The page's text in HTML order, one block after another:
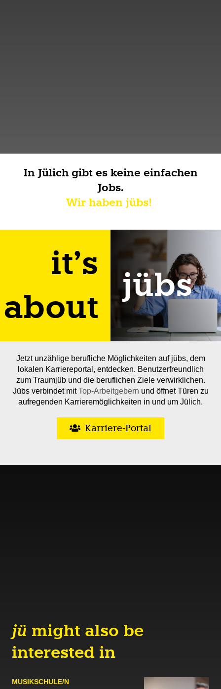
In Jülich gibt es keine einfachen
Jobs.
Wir haben jübs!
it’s
about
jübs
Jetzt unzählige berufliche Möglichkeiten auf jübs, dem
lokalen Karriereportal, entdecken. Benutzerfreundlich
zum Traumjüb und die beruflichen Ziele verwirklichen.
Jübs verbindet mitTop-Arbeitgebern und öffnet Türen zu
aufregenden Karrieremöglichkeiten in und um Jülich.
Karriere-Portal
jü might also be
interested in
MUSIK­SCHULE/N